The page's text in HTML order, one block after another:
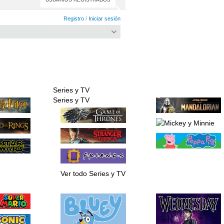
Registro / Iniciar sesión
baño
Cartas TCG
Figuras
Funko POP
Llavero Pocket POP!
Juegos y juguetes
Figuras de acción
Series y TV
Series y TV
Ver todo Series y TV